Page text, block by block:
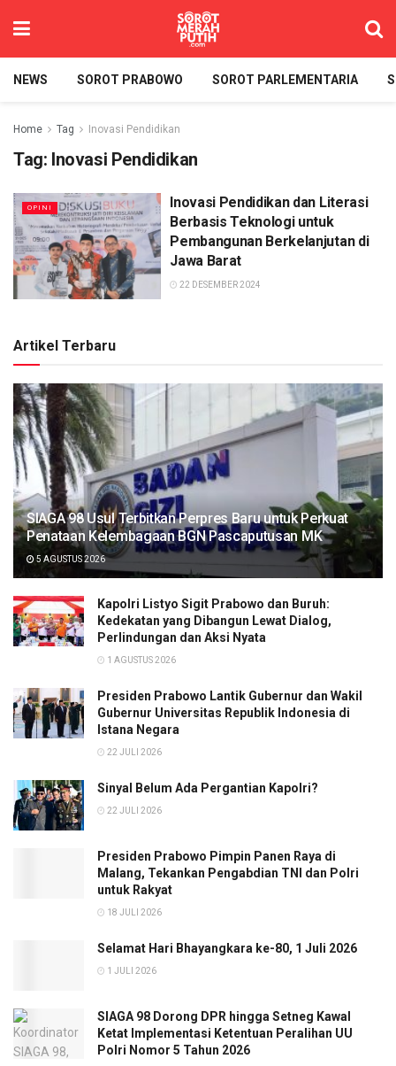
NEWS SOROT PRABOWO SOROT PARLEMENTARIA
Home Tag Inovasi Pendidikan
Tag: Inovasi Pendidikan
OPINI
Inovasi Pendidikan dan Literasi
Berbasis Teknologi untuk
Pembangunan Berkelanjutan di
Jawa Barat
22 DESEMBER 2024
Artikel Terbaru
SIAGA 98 Usul Terbitkan Perpres Baru untuk Perkuat
Penataan Kelembagaan BGN Pascaputusan MK
5 AGUSTUS 2026
Kapolri Listyo Sigit Prabowo dan Buruh:
Kedekatan yang Dibangun Lewat Dialog,
Perlindungan dan Aksi Nyata
1 AGUSTUS 2026
Presiden Prabowo Lantik Gubernur dan Wakil
Gubernur Universitas Republik Indonesia di
Istana Negara
22 JULI 2026
Sinyal Belum Ada Pergantian Kapolri?
22 JULI 2026
Presiden Prabowo Pimpin Panen Raya di
Malang, Tekankan Pengabdian TNI dan Polri
untuk Rakyat
18 JULI 2026
Selamat Hari Bhayangkara ke-80, 1 Juli 2026
1 JULI 2026
SIAGA 98 Dorong DPR hingga Setneg Kawal
Ketat Implementasi Ketentuan Peralihan UU
Polri Nomor 5 Tahun 2026